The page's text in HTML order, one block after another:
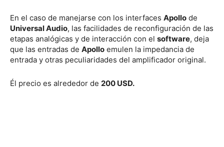
En el caso de manejarse con los interfaces Apollo de
Universal Audio, las facilidades de reconfiguración de las
etapas analógicas y de interacción con el software, deja
que las entradas de Apollo emulen la impedancia de
entrada y otras peculiaridades del amplificador original.
Él precio es alrededor de 200 USD.